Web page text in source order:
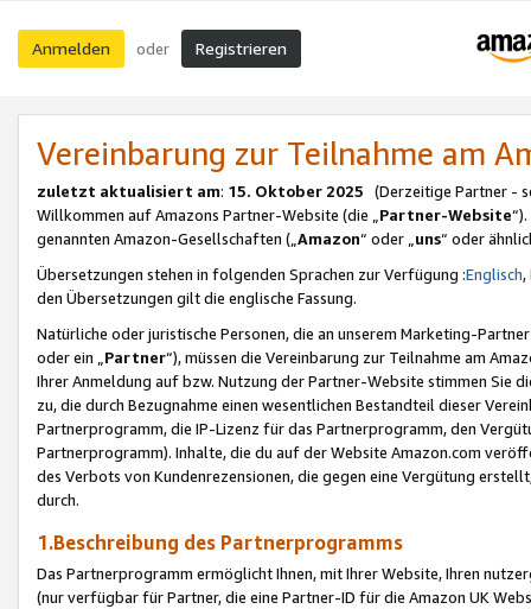
Anmelden oder Registrieren
Vereinbarung zur Teilnahme am
zuletzt aktualisiert am: 15. Oktober 2025 (Derzeitige Partner -
Willkommen auf Amazons Partner-Website (die „Partner-Website
genannten Amazon-Gesellschaften („Amazon“ oder „uns“ oder
Übersetzungen stehen in folgenden Sprachen zur Verfügung :Englisch,
den Übersetzungen gilt die englische Fassung.
Natürliche oder juristische Personen, die an unserem Marketing-
oder ein „Partner“), müssen die Vereinbarung zur Teilnahme am
Ihrer Anmeldung auf bzw. Nutzung der Partner-Website stimmen Sie
zu, die durch Bezugnahme einen wesentlichen Bestandteil dieser
Partnerprogramm, die IP-Lizenz für das Partnerprogramm, den
Partnerprogramm). Inhalte, die du auf der Website Amazon.com
des Verbots von Kundenrezensionen, die gegen eine Vergütung
durch.
1.Beschreibung des Partnerprogramms
Das Partnerprogramm ermöglicht Ihnen, mit Ihrer Website, Ihren
(nur verfügbar für Partner, die eine Partner-ID für die Amazon UK